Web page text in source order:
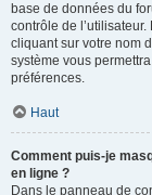
base de données du
contrôle de
cliquant sur votre nom
système vous
préférences.
Haut
Comment puis-je
en ligne ?
Dans le panneau de